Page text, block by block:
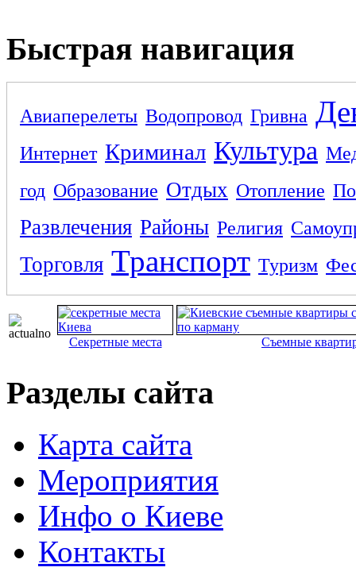
Быстрая навигация
Авиаперелеты Водопровод Гривна
Интернет Криминал Культура
год Образование Отдых Отопление
Развлечения Районы Религия
Торговля Транспорт Туризм
Секретные места Съемные
Разделы сайта
Карта сайта
Мероприятия
Инфо о Киеве
Контакты